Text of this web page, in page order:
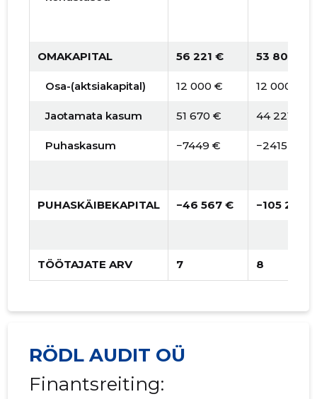
OMAKAPITAL 56 221 € 53 806 €
Osa-(aktsiakapital) 12 000 € 12 000 €
Jaotamata kasum 51 670 € 44 221 €
Puhaskasum −7449 € −2415 €
PUHASKÄIBEKAPITAL −46 567 € −105 286
TÖÖTAJATE ARV 7 8
RÖDL AUDIT OÜ
Finantsreiting: